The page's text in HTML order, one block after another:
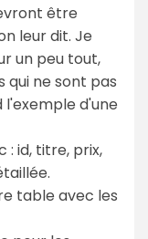
être
leur dit. Je
un peu tout,
qui ne sont pas
d'une
: id, titre, prix,
table avec les